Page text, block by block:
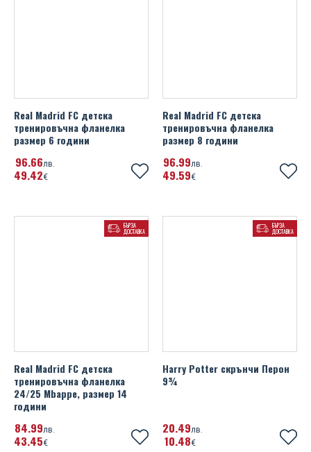
Real Madrid FC детска
тренировъчна фланелка
размер 6 години
96 66лв.
49 42€
Real Madrid FC детска
тренировъчна фланелка
размер 8 години
96 99лв.
49 59€
БЪРЗА
ДОСТАВКА
Real Madrid FC детска
тренировъчна фланелка
24/25 Mbappe, размер 14
години
84 99лв.
43 45€
БЪРЗА
ДОСТАВКА
Harry Potter скрънчи Перон
9¾
20 49лв.
10 48€